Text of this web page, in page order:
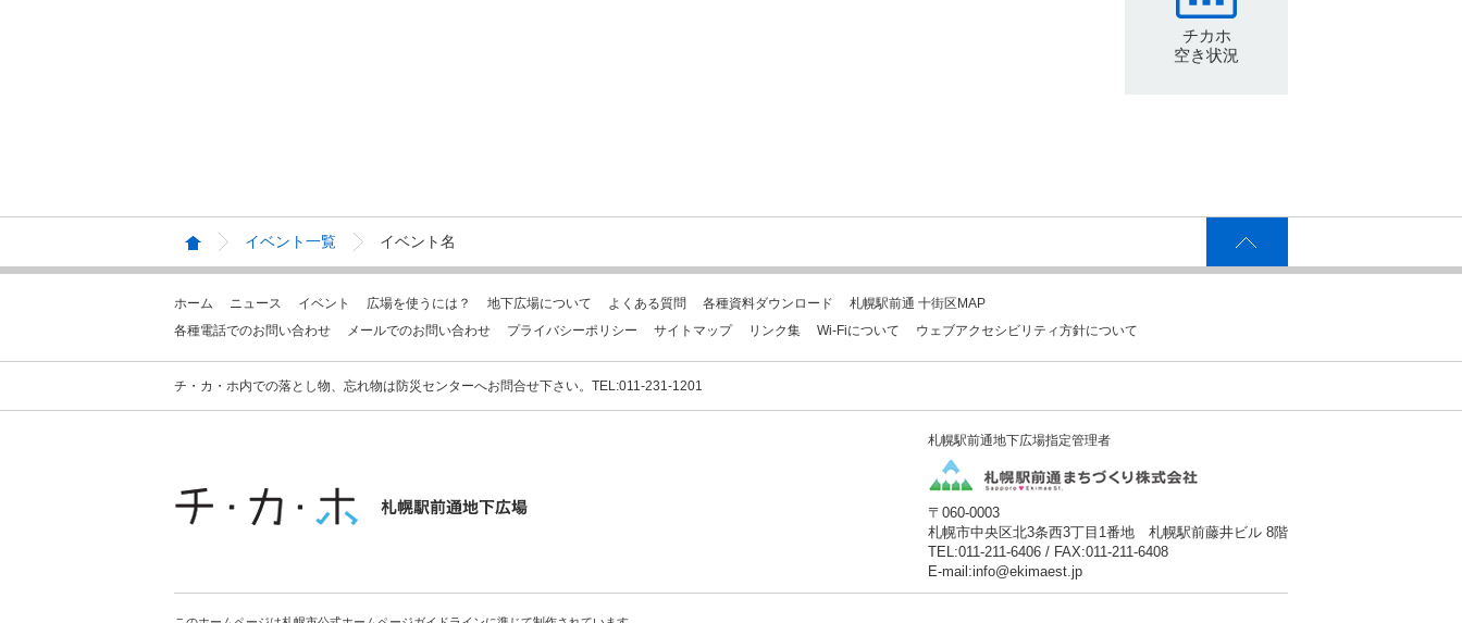
チカホ
空き状況
イベント一覧 イベント名
ホーム ニュース イベント 広場を使うには？ 地下広場について よくある質問 各種資料ダウンロード
札幌駅前通 十街区MAP
各種電話でのお問い合わせ
メールでのお問い合わせ プライバシーポリシー サイトマップ リンク集 Wi-Fiについて ウェブアクセシビリティ方針について
チ・カ・ホ内での落とし物、忘れ物は防災センターへお問合せ下さい。TEL:011-231-1201
札幌駅前通地下広場指定管理者
〒060-0003
札幌市中央区北3条西3丁目1番地 札幌駅前藤井ビル 8階
TEL:011-211-6406 / FAX:011-211-6408
E-mail:info@ekimaest.jp